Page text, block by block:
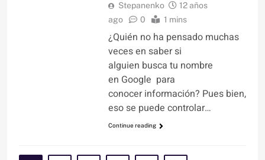
Stepanenko
12 años
ago
0 1 mins
¿Quién no ha pensado muchas
veces en saber si
alguien busca tu nombre
en Google para
conocer información? Pues bien,
eso se puede controlar…
Continue reading